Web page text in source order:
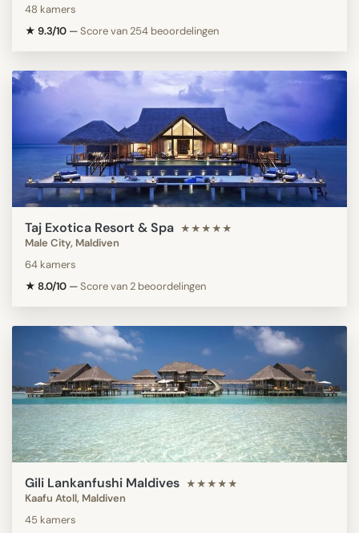
48 kamers
★ 9.3/10 —Score van 254 beoordelingen
Taj Exotica Resort & Spa ★★★★★
Male City, Maldiven
64 kamers
★ 8.0/10 —Score van 2 beoordelingen
Gili Lankanfushi Maldives ★★★★★
Kaafu Atoll, Maldiven
45 kamers